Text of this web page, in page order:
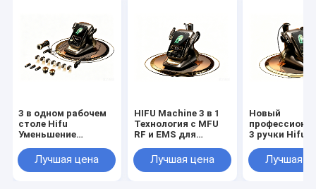
3 в одном рабочем
столе Hifu
Уменьшение
глазах Утяжеление
кожи Уменьшение
Лучшая цена
HIFU Machine 3 в 1
Технология с MFU
RF и EMS для
кожиЛучшая цена
Новый
3 ручки Hifu
лица шеи
тела
Лучшая